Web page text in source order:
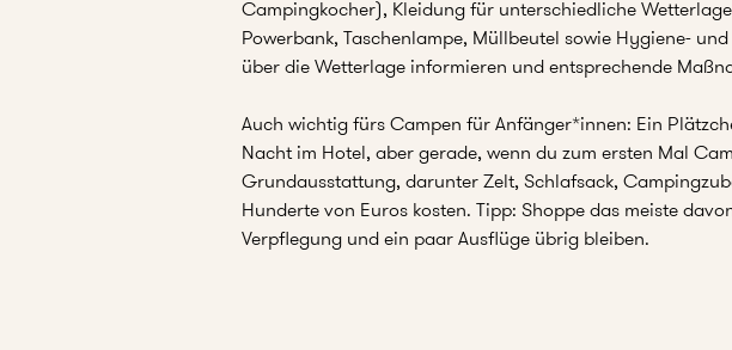
Campingkocher), Kleidung für unterschiedliche
Powerbank, Taschenlampe, Müllbeutel sowie Hygiene-
über die Wetterlage informieren und entsprechende
Auch wichtig fürs Campen für Anfänger*innen: Ein
Nacht im Hotel, aber gerade, wenn du zum ersten Mal
Grundausstattung, darunter Zelt, Schlafsack,
Hunderte von Euros kosten. Tipp: Shoppe das meiste
Verpflegung und ein paar Ausflüge übrig bleiben.